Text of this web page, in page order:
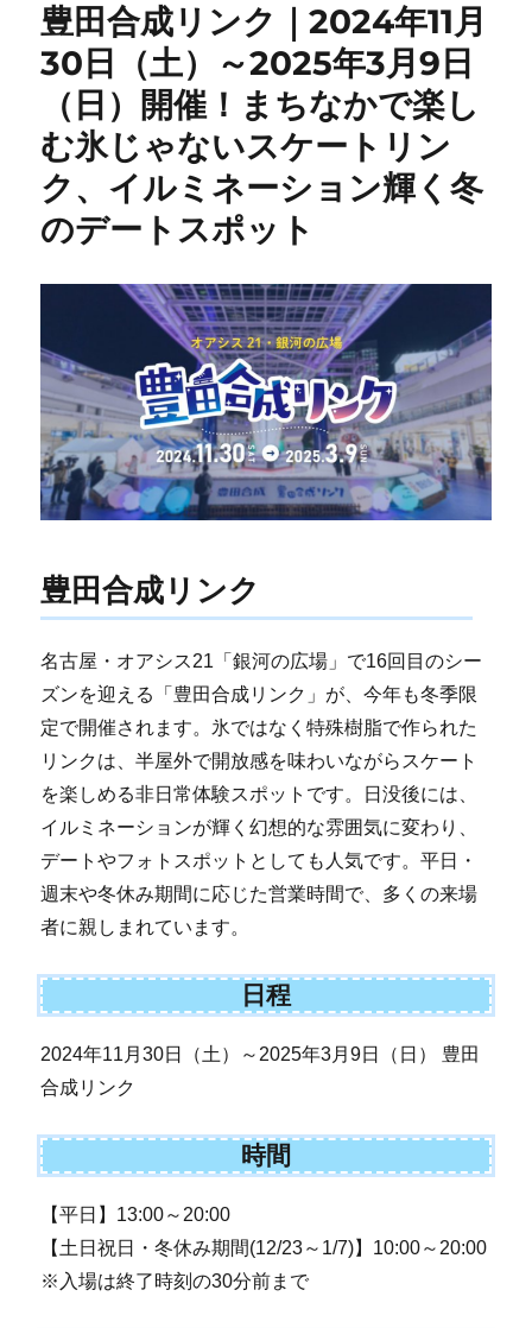
豊田合成リンク｜2024年11月
30日（土）～2025年3月9日
（日）開催！まちなかで楽し
む氷じゃないスケートリン
ク、イルミネーション輝く冬
のデートスポット
豊田合成リンク
名古屋・オアシス21「銀河の広場」で16回目のシー
ズンを迎える「豊田合成リンク」が、今年も冬季限
定で開催されます。氷ではなく特殊樹脂で作られた
リンクは、半屋外で開放感を味わいながらスケート
を楽しめる非日常体験スポットです。日没後には、
イルミネーションが輝く幻想的な雰囲気に変わり、
デートやフォトスポットとしても人気です。平日・
週末や冬休み期間に応じた営業時間で、多くの来場
者に親しまれています。
日程
2024年11月30日（土）～2025年3月9日（日） 豊田
合成リンク
時間
【平日】13:00～20:00
【土日祝日・冬休み期間(12/23～1/7)】10:00～20:00
※入場は終了時刻の30分前まで